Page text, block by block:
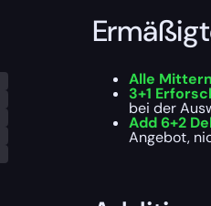
Alle
3+1
bei der
Add 6+2
Angebot,